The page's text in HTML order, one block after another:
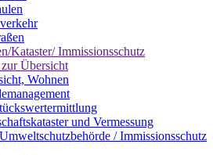
Kataster/ Immissionsschutz
Übersicht
Wohnen
und Vermessung
/ Immissionsschutz